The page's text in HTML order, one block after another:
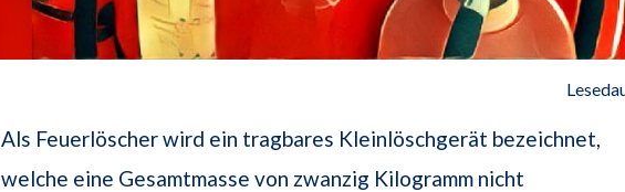
Als Feuerlöscher wird ein tragbares Kleinlöschgerät bezeichnet,
welche eine Gesamtmasse von zwanzig Kilogramm nicht